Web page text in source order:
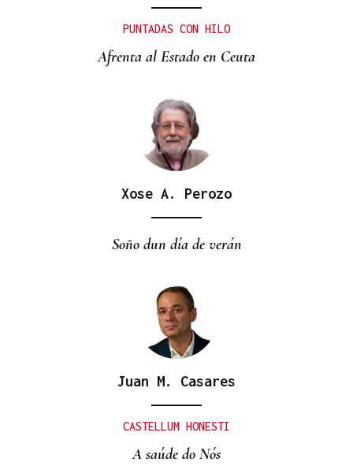
PUNTADAS CON HILO
Afrenta al Estado en Ceuta
Xose A. Perozo
Soño dun día de verán
Juan M. Casares
CASTELLUM HONESTI
A saúde do Nós